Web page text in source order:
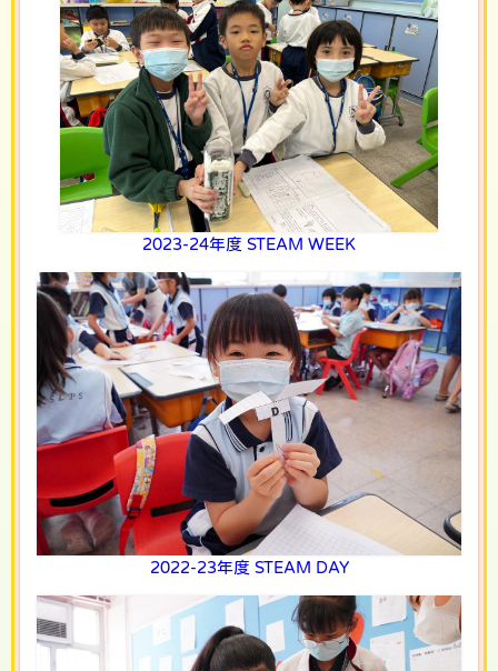
2023-24年度 STEAM WEEK
2022-23年度 STEAM DAY